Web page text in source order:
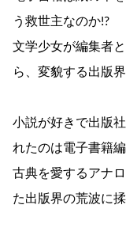
う救世主なのか!?
文学少女が編集者
ら、変貌する出版
小説が好きで出版
れたのは電子書籍編
古典を愛するアナ
た出版界の荒波に